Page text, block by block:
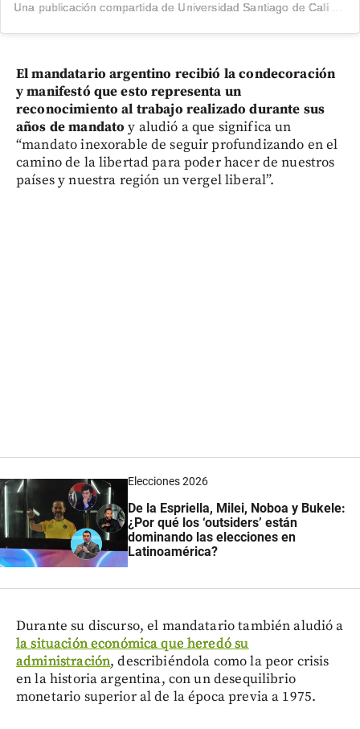
El mandatario argentino recibió la condecoración
y manifestó que esto representa un
reconocimiento al trabajo realizado durante sus
años de mandato y aludió a que significa un
“mandato inexorable de seguir profundizando en el
camino de la libertad para poder hacer de nuestros
países y nuestra región un vergel liberal”.
Elecciones 2026
De la Espriella, Milei, Noboa y Bukele:
¿Por qué los ‘outsiders’ están
dominando las elecciones en
Latinoamérica?
Durante su discurso, el mandatario también aludió a
la situación económica que heredó su
administración, describiéndola como la peor crisis
en la historia argentina, con un desequilibrio
monetario superior al de la época previa a 1975.